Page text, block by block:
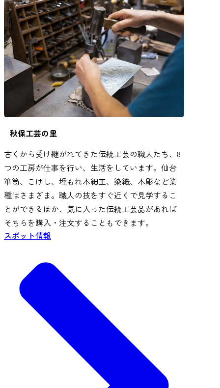
秋保工芸の里
古くから受け継がれてきた伝統工芸の職人たち、8
つの工房が仕事を行い、生活をしています。仙台
箪笥、こけし、埋もれ木細工、染織、木彫など業
種はさまざま。職人の技をすぐ近くで見学するこ
とができるほか、気に入った伝統工芸品があれば
そちらを購入・注文することもできます。
スポット情報